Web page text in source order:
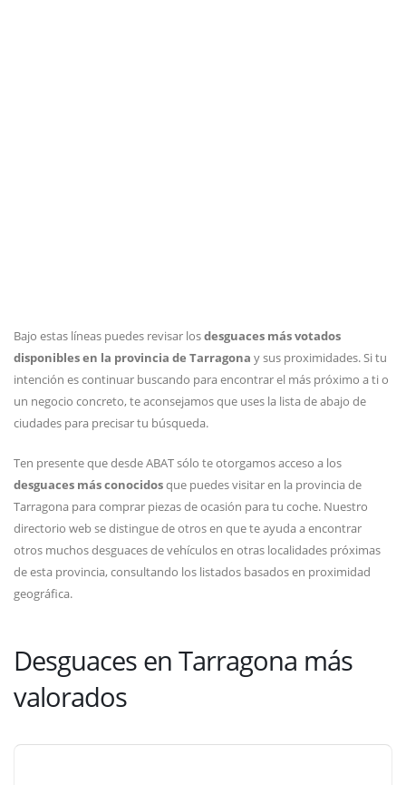
Bajo estas líneas puedes revisar losdesguaces más votados
disponibles en la provincia de Tarragona y sus proximidades. Si tu
intención es continuar buscando para encontrar el más próximo a ti o
un negocio concreto, te aconsejamos que uses la lista de abajo de
ciudades para precisar tu búsqueda.
Ten presente que desde ABAT sólo te otorgamos acceso a los
desguaces más conocidosque puedes visitar en la provincia de
Tarragona para comprar piezas de ocasión para tu coche. Nuestro
directorio web se distingue de otros en que te ayuda a encontrar
otros muchos desguaces de vehículos en otras localidades próximas
de esta provincia, consultando los listados basados en proximidad
geográfica.
Desguaces en Tarragona más
valorados